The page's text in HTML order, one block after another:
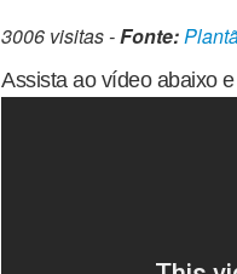
3006 visitas -Fonte:
Assista ao vídeo abaixo